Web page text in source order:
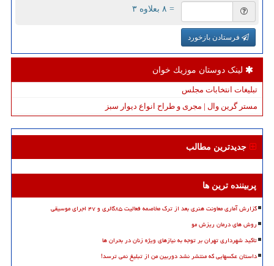
= ۸ بعلاوه ۳
فرستادن بازخورد
لینک دوستان موزیك خوان
تبلیغات انتخابات مجلس
مستر گرین وال | مجری و طراح انواع دیوار سبز
جدیدترین مطالب
پربیننده ترین ها
گزارش آماری معاونت هنری بعد از ترک مخاصمه فعالیت ۸۵گالری و ۴۷ اجرای موسیقی
روش های درمان ریزش مو
تاکید شهرداری تهران بر توجه به نیازهای ویژه زنان در بحران ها
داستان عکسهایی که منتشر نشد دوربین من از تبلیغ نمی ترسد!